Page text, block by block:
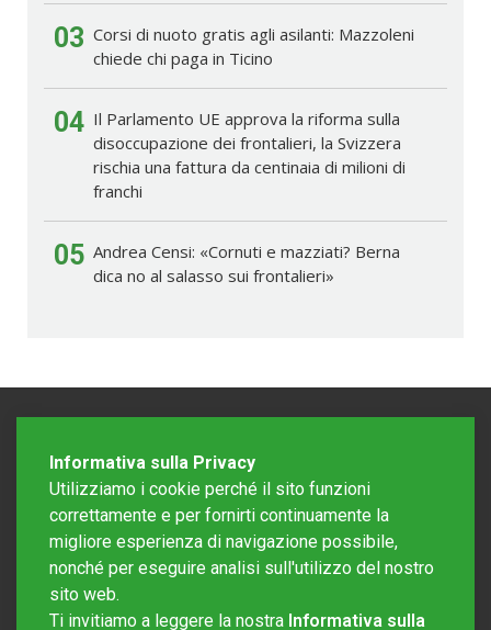
03 Corsi di nuoto gratis agli asilanti: Mazzoleni
chiede chi paga in Ticino
04 Il Parlamento UE approva la riforma sulla
disoccupazione dei frontalieri, la Svizzera
rischia una fattura da centinaia di milioni di
franchi
05 Andrea Censi: «Cornuti e mazziati? Berna
dica no al salasso sui frontalieri»
Editore Rotostampa SA
Informativa sulla Privacy
Utilizziamo i cookie perché il sito funzioni
correttamente e per fornirti continuamente la
migliore esperienza di navigazione possibile,
nonché per eseguire analisi sull'utilizzo del nostro
sito web.
Ti invitiamo a leggere la nostra Informativa sulla